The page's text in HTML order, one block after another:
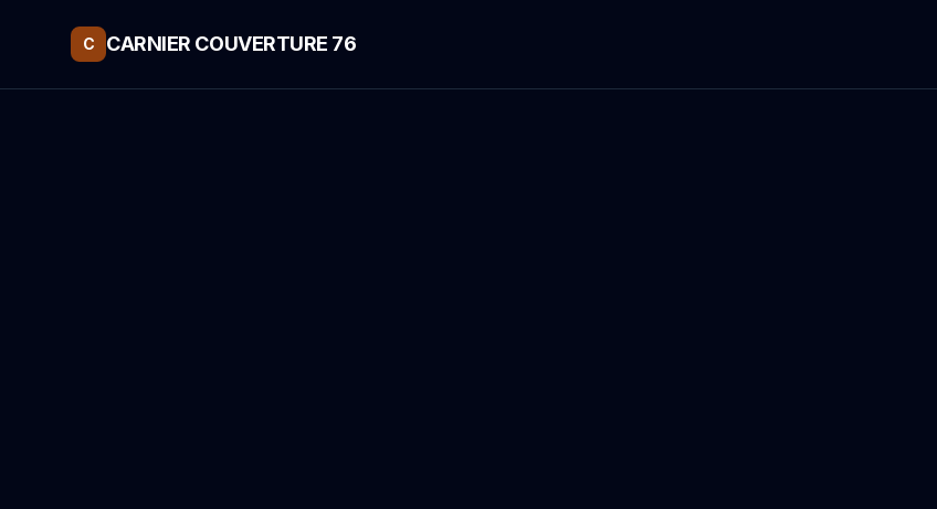
C CARNIER COUVERTURE 76